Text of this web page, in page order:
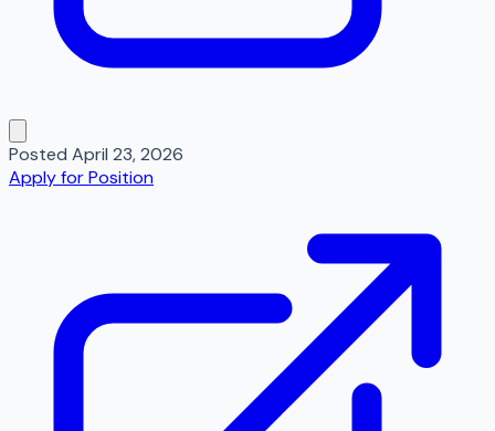
Posted April 23, 2026
Apply for Position